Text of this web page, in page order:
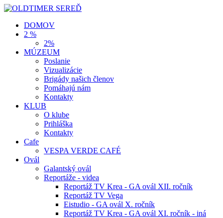
DOMOV
2 %
2%
MÚZEUM
Poslanie
Vizualizácie
Brigády našich členov
Pomáhajú nám
Kontakty
KLUB
O klube
Prihláška
Kontakty
Cafe
VESPA VERDE CAFÉ
Ovál
Galantský ovál
Reportáže - videa
Reportáž TV Krea - GA ovál XII. ročník
Reportáž TV Vega
Eistudio - GA ovál X. ročník
Reportáž TV Krea - GA ovál XI. ročník - iná